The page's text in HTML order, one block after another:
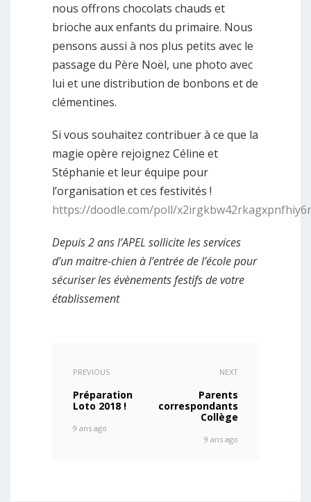
nous offrons chocolats chauds et
brioche aux enfants du primaire. Nous
pensons aussi à nos plus petits avec le
passage du Père Noël, une photo avec
lui et une distribution de bonbons et de
clémentines.
Si vous souhaitez contribuer à ce que la
magie opère rejoignez Céline et
Stéphanie et leur équipe pour
l’organisation et ces festivités !
https://doodle.com/poll/
Depuis 2 ans l’APEL sollicite les services
d’un maitre-chien à l’entrée de l’école pour
sécuriser les évènements festifs de votre
établissement
PREVIOUS
Préparation
Loto 2018 !
9 ans ago
NEXT
Parents
correspondants
Collège
9 ans ago